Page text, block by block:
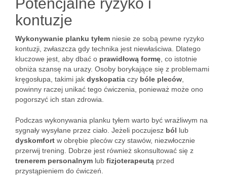
kontuzje
Wykonywanie planku tyłem niesie ze sobą pewne ryzyko
kontuzji, zwłaszcza gdy technika jest niewłaściwa. Dlatego
kluczowe jest, aby dbać o prawidłową formę , co istotnie
obniża szansę na urazy. Osoby borykające się z problemami
kręgosłupa, takimi jak dyskopatia czy bóle pleców
powinny raczej unikać tego ćwiczenia, ponieważ może ono
pogorszyć ich stan zdrowia.
Podczas wykonywania planku tyłem warto być wrażliwym na
sygnały wysyłane przez ciało. Jeżeli poczujesz ból lub
dyskomfort w obrębie pleców czy stawów, niezwłocznie
przerwij trening. Dobrze jest również skonsultować się z
trenerem personalnym lub fizjoterapeutą przed
przystąpieniem do ćwiczeń.